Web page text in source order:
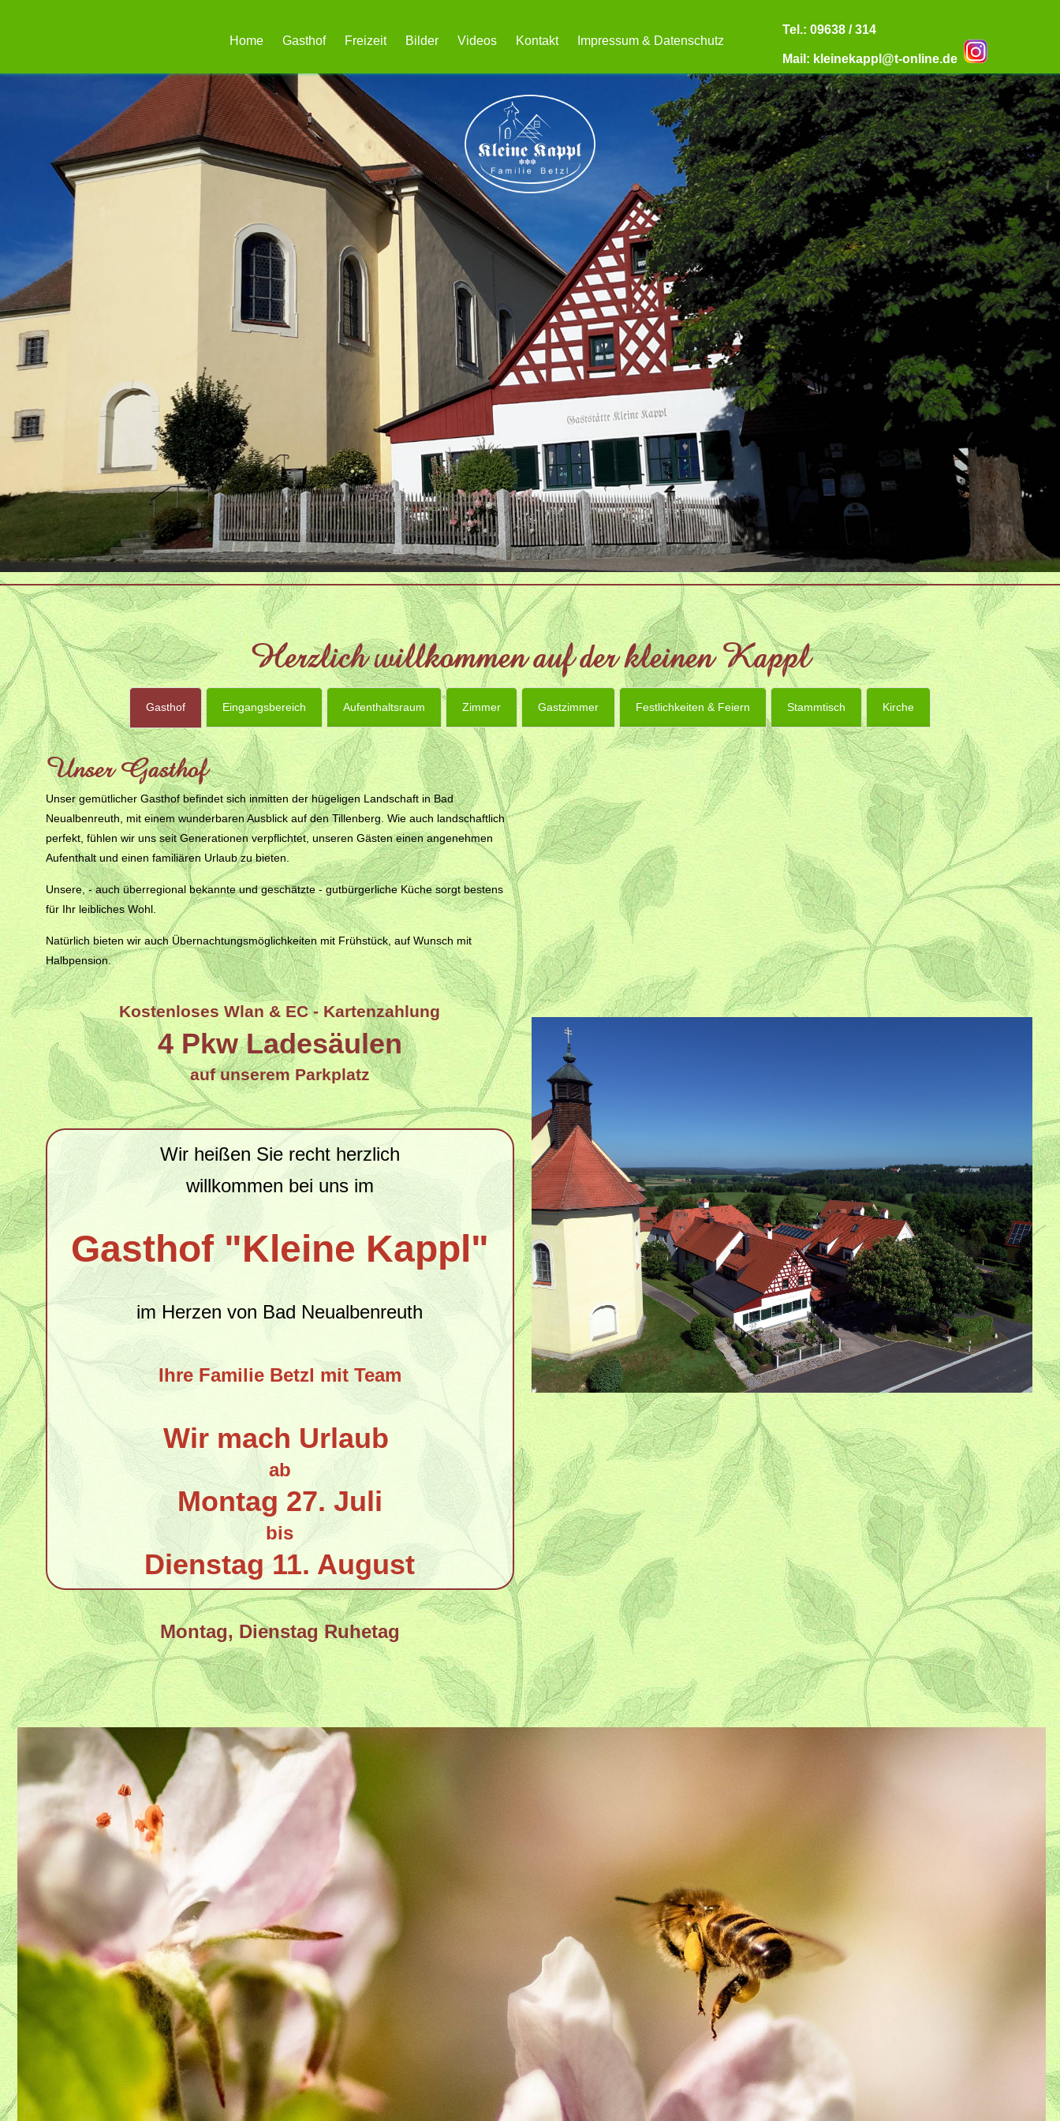
Home Gasthof Freizeit Bilder Videos Kontakt Impressum & Datenschutz
Tel.: 09638 / 314
Mail: kleinekappl@t-online.de
Herzlich willkommen auf der kleinen Kappl
Gasthof Eingangsbereich Aufenthaltsraum Zimmer Gastzimmer Festlichkeiten & Feiern Stammtisch Kirche
Unser Gasthof
Unser gemütlicher Gasthof befindet sich inmitten der hügeligen Landschaft in Bad
Neualbenreuth, mit einem wunderbaren Ausblick auf den Tillenberg. Wie auch landschaftlich
perfekt, fühlen wir uns seit Generationen verpflichtet, unseren Gästen einen angenehmen
Aufenthalt und einen familiären Urlaub zu bieten.
Unsere, - auch überregional bekannte und geschätzte - gutbürgerliche Küche sorgt bestens
für Ihr leibliches Wohl.
Natürlich bieten wir auch Übernachtungsmöglichkeiten mit Frühstück, auf Wunsch mit
Halbpension.
Kostenloses Wlan & EC - Kartenzahlung
4 Pkw Ladesäulen
auf unserem Parkplatz
Wir heißen Sie recht herzlich
willkommen bei uns im
Gasthof "Kleine Kappl"
im Herzen vonBad Neualbenreuth
Ihre Familie Betzl mit Team
Wir mach Urlaub
ab
Montag 27. Juli
bis
Dienstag 11. August
Montag, Dienstag Ruhetag